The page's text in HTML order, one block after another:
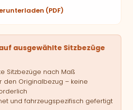
(PDF)
ausgewählte Sitzbezüge
Sitzbezüge nach Maß
den Originalbezug – keine
und fahrzeugspezifisch gefertigt